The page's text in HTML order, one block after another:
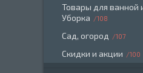
Товары для ванной
Уборка
108
Сад, огород 107
Скидки и акции 100